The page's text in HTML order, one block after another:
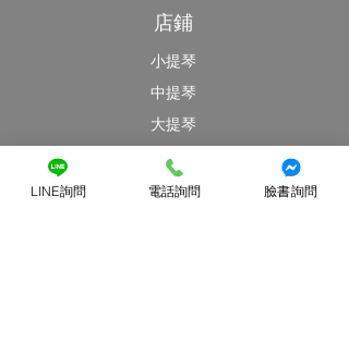
店鋪
小提琴
中提琴
大提琴
最新消息
特價優惠區
LINE詢問 電話詢問 臉書詢問